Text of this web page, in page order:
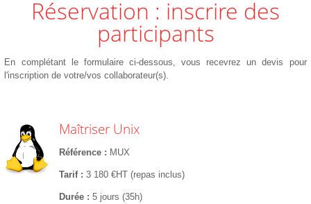
Réservation : inscrire des
participants
En complétant le formulaire ci-dessous, vous recevrez un devis pour
l'inscription de votre/vos collaborateur(s).
Maîtriser Unix
Référence MUX
Tarif 3 180 €HT (repas inclus)
Durée 5 jours (35h)